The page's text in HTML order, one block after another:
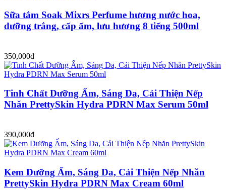
Sữa tắm Soak Mixrs Perfume hương nước hoa,
dưỡng trắng, cấp ẩm, lưu hương 8 tiếng 500ml
350,000đ
Tinh Chất Dưỡng Ẩm, Sáng Da, Cải Thiện Nếp
Nhăn PrettySkin Hydra PDRN Max Serum 50ml
390,000đ
Kem Dưỡng Ẩm, Sáng Da, Cải Thiện Nếp Nhăn
PrettySkin Hydra PDRN Max Cream 60ml